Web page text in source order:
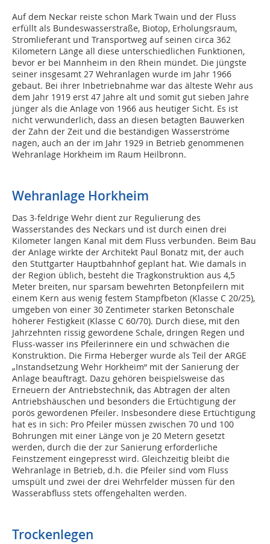
Auf dem Neckar reiste schon Mark Twain und der Fluss
erfüllt als Bundeswasserstraße, Biotop, Erholungsraum,
Stromlieferant und Transportweg auf seinen circa 362
Kilometern Länge all diese unterschiedlichen Funktionen,
bevor er bei Mannheim in den Rhein mündet. Die jüngste
seiner insgesamt 27 Wehranlagen wurde im Jahr 1966
gebaut. Bei ihrer Inbetriebnahme war das älteste Wehr aus
dem Jahr 1919 erst 47 Jahre alt und somit gut sieben Jahre
jünger als die Anlage von 1966 aus heutiger Sicht. Es ist
nicht verwunderlich, dass an diesen betagten Bauwerken
der Zahn der Zeit und die beständigen Wasserströme
nagen, auch an der im Jahr 1929 in Betrieb genommenen
Wehranlage Horkheim im Raum Heilbronn.
Wehranlage Horkheim
Das 3-feldrige Wehr dient zur Regulierung des
Wasserstandes des Neckars und ist durch einen drei
Kilometer langen Kanal mit dem Fluss verbunden. Beim Bau
der Anlage wirkte der Architekt Paul Bonatz mit, der auch
den Stuttgarter Hauptbahnhof geplant hat. Wie damals in
der Region üblich, besteht die Tragkonstruktion aus 4,5
Meter breiten, nur sparsam bewehrten Betonpfeilern mit
einem Kern aus wenig festem Stampfbeton (Klasse C 20/25),
umgeben von einer 30 Zentimeter starken Betonschale
höherer Festigkeit (Klasse C 60/70). Durch diese, mit den
Jahrzehnten rissig gewordene Schale, dringen Regen und
Fluss-wasser ins Pfeilerinnere ein und schwächen die
Konstruktion. Die Firma Heberger wurde als Teil der ARGE
„Instandsetzung Wehr Horkheim“ mit der Sanierung der
Anlage beauftragt. Dazu gehören beispielsweise das
Erneuern der Antriebstechnik, das Abtragen der alten
Antriebshäuschen und besonders die Ertüchtigung der
porös gewordenen Pfeiler. Insbesondere diese Ertüchtigung
hat es in sich: Pro Pfeiler müssen zwischen 70 und 100
Bohrungen mit einer Länge von je 20 Metern gesetzt
werden, durch die der zur Sanierung erforderliche
Feinstzement eingepresst wird. Gleichzeitig bleibt die
Wehranlage in Betrieb, d.h. die Pfeiler sind vom Fluss
umspült und zwei der drei Wehrfelder müssen für den
Wasserabfluss stets offengehalten werden.
Trockenlegen